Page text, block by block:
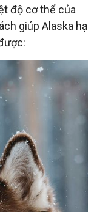
độ cơ thể của
giúp Alaska hạ